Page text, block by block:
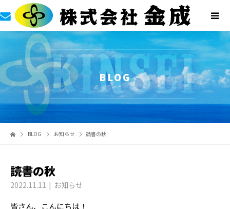
BLOG
BLOG お知らせ 読書の秋
読書の秋
2022.11.11 お知らせ
皆さん、こんにちは！